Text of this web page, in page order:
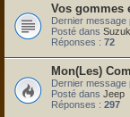
Vos gommes
Dernier message
Posté dans
Réponses : 72
Mon(Les)
Dernier message
Posté dans Jeep
Réponses : 297